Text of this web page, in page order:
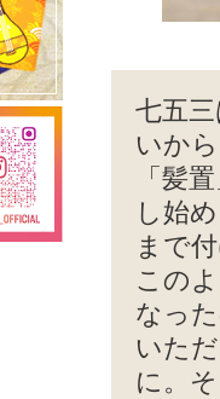
七五
いか
「髪
し始
まで
この
なっ
いた
に。